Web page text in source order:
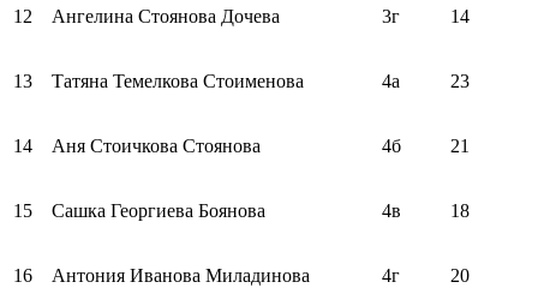
12 Ангелина Стоянова Дочева 3г 14
13 Татяна Темелкова Стоименова 4а 23
14 Аня Стоичкова Стоянова 4б 21
15 Сашка Георгиева Боянова 4в 18
16 Антония Иванова Миладинова 4г 20